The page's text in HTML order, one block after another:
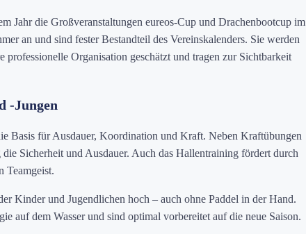
Jahr die Großveranstaltungen eureos-Cup und Drachenbootcup im
an und sind fester Bestandteil des Vereinskalenders. Sie werden
Organisation geschätzt und tragen zur Sichtbarkeit
-Jungen
Basis für Ausdauer, Koordination und Kraft. Neben Kraftübungen
Sicherheit und Ausdauer. Auch das Hallentraining fördert durch
Teamgeist.
Kinder und Jugendlichen hoch – auch ohne Paddel in der Hand.
auf dem Wasser und sind optimal vorbereitet auf die neue Saison.